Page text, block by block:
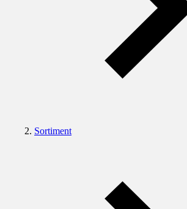
Sortiment